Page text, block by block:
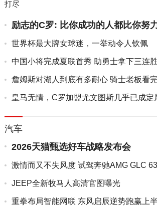
打尽
励志的C罗: 比你成功的人都比你努
世界杯最大牌女球迷，一举动令人钦佩
中国小将完成夏联首秀 助勇士拿下三连
詹姆斯对湖人到底有多耐心 骑士老板看
皇马无情，C罗加盟尤文图斯几乎已成定
汽车
2026天猫甄选好车战略发布会
激情而又不失风度 试驾奔驰AMG GLC 63
JEEP全新牧马人高清官图曝光
重拳布局智能网联 东风启辰逆势跑赢上